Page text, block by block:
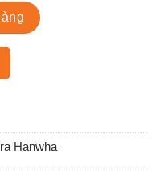
số lượng
Hanwha